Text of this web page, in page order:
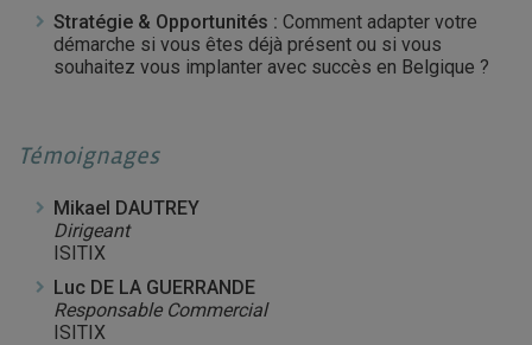
Stratégie & Opportunités : Comment adapter votre
démarche si vous êtes déjà présent ou si vous
souhaitez vous implanter avec succès en Belgique ?
Témoignages
Mikael DAUTREY
Dirigeant
ISITIX
Luc DE LA GUERRANDE
Responsable Commercial
ISITIX